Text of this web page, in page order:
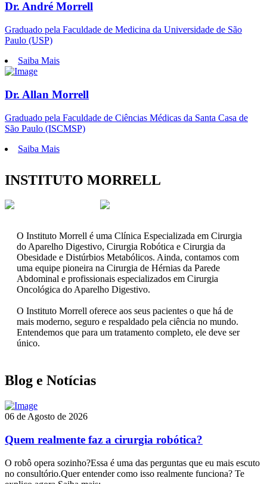
Dr. André Morrell
Graduado pela Faculdade de Medicina da Universidade de São
Paulo (USP)
Saiba Mais
Dr. Allan Morrell
Graduado pela Faculdade de Ciências Médicas da Santa Casa de
São Paulo (ISCMSP)
Saiba Mais
INSTITUTO MORRELL
O Instituto Morrell é uma Clínica Especializada em Cirurgia
do Aparelho Digestivo, Cirurgia Robótica e Cirurgia da
Obesidade e Distúrbios Metabólicos. Ainda, contamos com
uma equipe pioneira na Cirurgia de Hérnias da Parede
Abdominal e profissionais especializados em Cirurgia
Oncológica do Aparelho Digestivo.
O Instituto Morrell oferece aos seus pacientes o que há de
mais moderno, seguro e respaldado pela ciência no mundo.
Entendemos que para um tratamento completo, ele deve ser
único.
Blog e Notícias
06 de Agosto de 2026
Quem realmente faz a cirurgia robótica?
O robô opera sozinho?Essa é uma das perguntas que eu mais escuto
no consultório.Quer entender como isso realmente funciona? Te